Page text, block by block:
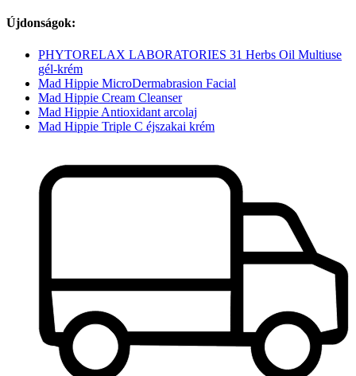
Újdonságok:
PHYTORELAX LABORATORIES 31 Herbs Oil Multiuse
gél-krém
Mad Hippie MicroDermabrasion Facial
Mad Hippie Cream Cleanser
Mad Hippie Antioxidant arcolaj
Mad Hippie Triple C éjszakai krém